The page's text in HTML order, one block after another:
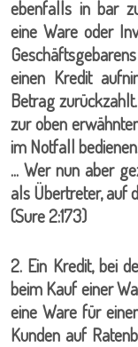
ebenfalls in bar
eine Ware oder
einen Kredit
Betrag
zur oben
im Notfall
... Wer nun aber
als Übertreter, auf
(Sure 2:173)
2. Ein Kredit, bei
beim Kauf einer
eine Ware für
Kunden auf